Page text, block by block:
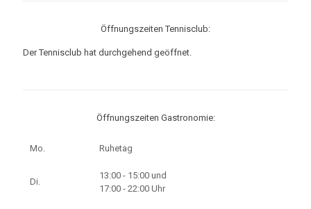
Öffnungszeiten Tennisclub:
Der Tennisclub hat durchgehend geöffnet.
Öffnungszeiten Gastronomie:
Mo. Ruhetag
Di.
13:00 - 15:00 und
17:00 - 22:00 Uhr